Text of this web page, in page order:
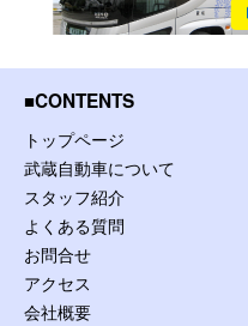
CONTENTS
トップページ
武蔵自動車について
スタッフ紹介
よくある質問
お問合せ
アクセス
会社概要